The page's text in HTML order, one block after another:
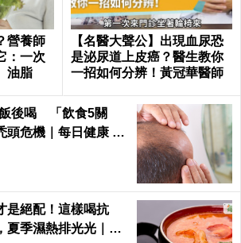
營養師
：一次
油脂
【名醫大聲公】出現血尿恐
是泌尿道上皮癌？醫生教你
一招如何分辨！黃冠華醫師
後喝 「飲食5關
頭危機｜每日健康 He
是絕配！這樣喝抗
夏季濕熱排光光｜每